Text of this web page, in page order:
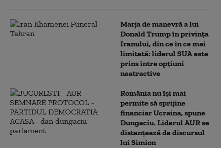
Marja de manevră a lui
Donald Trump în privința
Iranului, din ce în ce mai
limitată: liderul SUA este
prins între opțiuni
neatractive
România nu își mai
permite să sprijine
financiar Ucraina, spune
Dungaciu. Liderul AUR se
distanțează de discursul
lui Simion